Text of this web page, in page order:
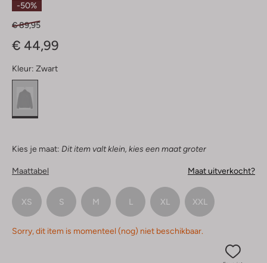
-50%
€ 89,95
€ 44,99
Kleur: Zwart
Kies je maat: Dit item valt klein, kies een maat groter
Maattabel Maat uitverkocht?
XS S M L XL XXL
Sorry, dit item is momenteel (nog) niet beschikbaar.